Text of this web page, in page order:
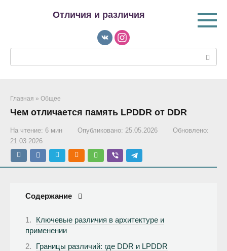
Отличия и различия
Главная » Общее
Чем отличается память LPDDR от DDR
На чтение: 6 мин Опубликовано: 25.05.2026
Обновлено:
21.03.2026
Содержание
Ключевые различия в архитектуре и
применении
Границы различий: где DDR и LPDDR